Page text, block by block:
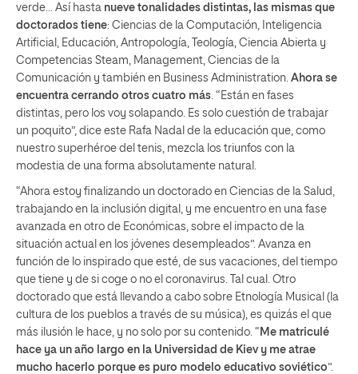
verde… Así hasta nueve tonalidades distintas, las mismas que
doctorados tiene: Ciencias de la Computación, Inteligencia
Artificial, Educación, Antropología, Teología, Ciencia Abierta y
Competencias Steam, Management, Ciencias de la
Comunicación y también en Business Administration. Ahora se
encuentra cerrando otros cuatro más . “Están en fases
distintas, pero los voy solapando. Es solo cuestión de trabajar
un poquito”, dice este Rafa Nadal de la educación que, como
nuestro superhéroe del tenis, mezcla los triunfos con la
modestia de una forma absolutamente natural.
“Ahora estoy finalizando un doctorado en Ciencias de la Salud,
trabajando en la inclusión digital, y me encuentro en una fase
avanzada en otro de Económicas, sobre el impacto de la
situación actual en los jóvenes desempleados”. Avanza en
función de lo inspirado que esté, de sus vacaciones, del tiempo
que tiene y de si coge o no el coronavirus. Tal cual. Otro
doctorado que está llevando a cabo sobre Etnología Musical (la
cultura de los pueblos a través de su música), es quizás el que
más ilusión le hace, y no solo por su contenido. “ Me matriculé
hace ya un año largo en la Universidad de Kiev y me atrae
mucho hacerlo porque es puro modelo educativo soviético”.